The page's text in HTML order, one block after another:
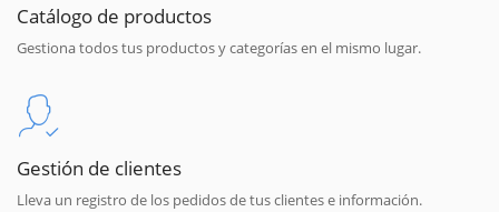
Catálogo de productos
Gestiona todos tus productos y categorías en el mismo lugar.
Gestión de clientes
Lleva un registro de los pedidos de tus clientes e información.